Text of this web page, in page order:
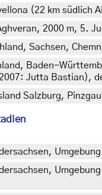
(22 km südlich
2000 m, 5.
Sachsen,
Baden-
Jutta Bastian),
Salzburg,